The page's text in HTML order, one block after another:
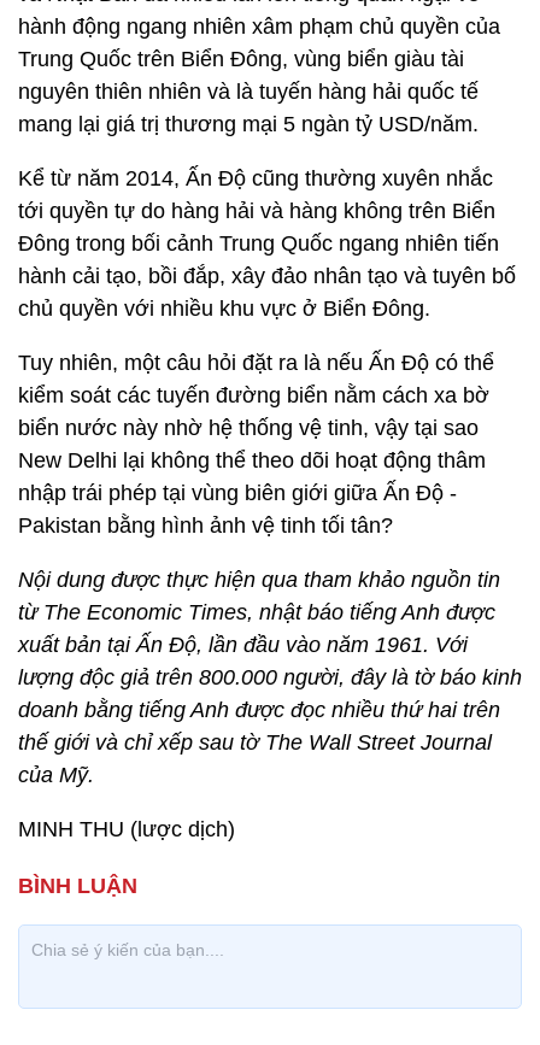
hành động ngang nhiên xâm phạm chủ quyền của
Trung Quốc trên Biển Đông, vùng biển giàu tài
nguyên thiên nhiên và là tuyến hàng hải quốc tế
mang lại giá trị thương mại 5 ngàn tỷ USD/năm.
Kể từ năm 2014, Ấn Độ cũng thường xuyên nhắc
tới quyền tự do hàng hải và hàng không trên Biển
Đông trong bối cảnh Trung Quốc ngang nhiên tiến
hành cải tạo, bồi đắp, xây đảo nhân tạo và tuyên bố
chủ quyền với nhiều khu vực ở Biển Đông.
Tuy nhiên, một câu hỏi đặt ra là nếu Ấn Độ có thể
kiểm soát các tuyến đường biển nằm cách xa bờ
biển nước này nhờ hệ thống vệ tinh, vậy tại sao
New Delhi lại không thể theo dõi hoạt động thâm
nhập trái phép tại vùng biên giới giữa Ấn Độ -
Pakistan bằng hình ảnh vệ tinh tối tân?
Nội dung được thực hiện qua tham khảo nguồn tin
từ The Economic Times, nhật báo tiếng Anh được
xuất bản tại Ấn Độ, lần đầu vào năm 1961. Với
lượng độc giả trên 800.000 người, đây là tờ báo kinh
doanh bằng tiếng Anh được đọc nhiều thứ hai trên
thế giới và chỉ xếp sau tờ The Wall Street Journal
của Mỹ.
MINH THU (lược dịch)